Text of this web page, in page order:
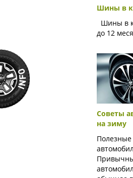
Шины в
Шины в
до 12
Советы
на зиму
Полезные